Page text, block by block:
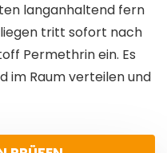
langanhaltend fern
tritt sofort nach
Permethrin ein. Es
im Raum verteilen und